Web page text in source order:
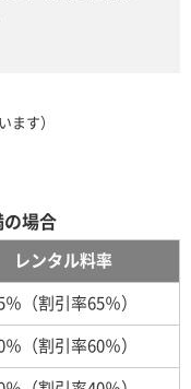
ます）
の場合
レンタル料率
％（割引率65％）
％（割引率60％）